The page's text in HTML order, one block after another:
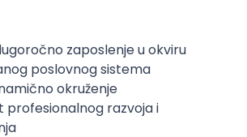
zaposlenje u okviru
poslovnog sistema
okruženje
profesionalnog razvoja i